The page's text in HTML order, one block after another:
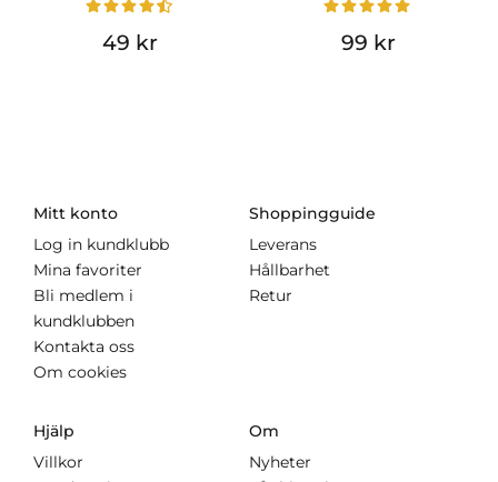
49 kr 99 kr
Mitt konto
Log in kundklubb
Mina favoriter
Bli medlem i
kundklubben
Kontakta oss
Om cookies
Shoppingguide
Leverans
Hållbarhet
Retur
Hjälp
Villkor
Om
Nyheter